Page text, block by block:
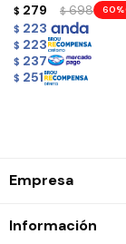
$ 279 $ 698 60
$ 223
$ 223
$ 237
$ 251
Empresa
Información